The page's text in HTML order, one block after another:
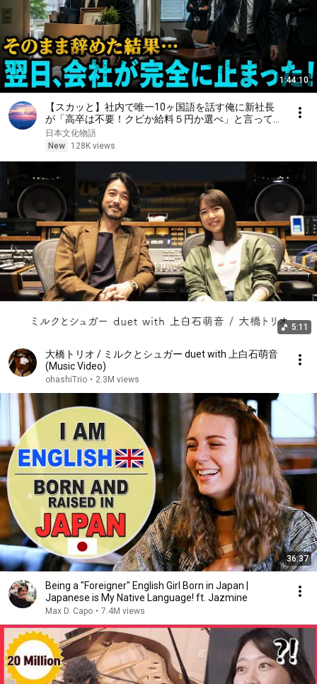
1:44:10
【スカッと】社内で唯一10ヶ国語を話す俺に新社長
が「高卒は不要！クビか給料５円か選べ」と言ってき
た。そのまま辞めた結果
日本文化物語
New
128K views
5:11
大橋トリオ / ミルクとシュガー duet with 上白石萌音
(Music Video)
ohashiTrio • 2.3M views
36:37
Being a "Foreigner" English Girl Born in Japan |
Japanese is My Native Language! ft. Jazmine
Max D. Capo • 7.4M views